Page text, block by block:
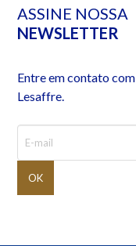
ASSINE NOSSA
NEWSLETTER
Entre em contato
Lesaffre.